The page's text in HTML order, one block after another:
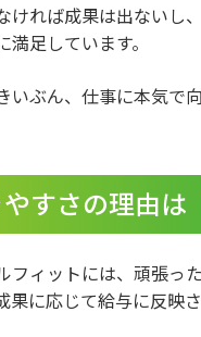
ければ成果は出ないし
満足しています。
いぶん、仕事に本気で
すさの理由は
フィットには、頑張っ
果に応じて給与に反映